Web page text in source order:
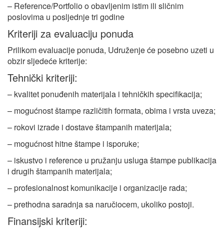
– Reference/Portfolio o obavljenim istim ili sličnim
poslovima u posljednje tri godine
Kriteriji za evaluaciju ponuda
Prilikom evaluacije ponuda, Udruženje će posebno uzeti u
obzir sljedeće kriterije:
Tehnički kriteriji:
– kvalitet ponuđenih materijala i tehničkih specifikacija;
– mogućnost štampe različitih formata, obima i vrsta uveza;
– rokovi izrade i dostave štampanih materijala;
– mogućnost hitne štampe i isporuke;
– iskustvo i reference u pružanju usluga štampe publikacija
i drugih štampanih materijala;
– profesionalnost komunikacije i organizacije rada;
– prethodna saradnja sa naručiocem, ukoliko postoji.
Finansijski kriteriji: